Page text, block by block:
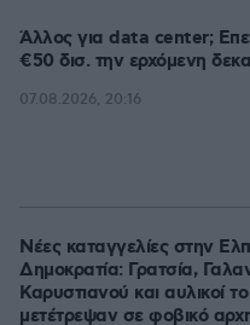
Άλλος για data center;
€50 δισ. την ερχόμενη
07.08.2026, 20:16
Νέες καταγγελίες στην
Δημοκρατία: Γρατσία,
Καρυστιανού και αυλικοί το
μετέτρεψαν σε φοβικό